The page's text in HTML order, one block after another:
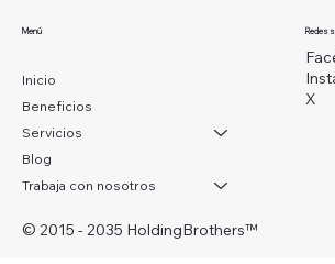
Menú
Inicio
Beneficios
Servicios
Blog
Trabaja con nosotros
Redes
X
© 2015 - 2035 HoldingBrothers™